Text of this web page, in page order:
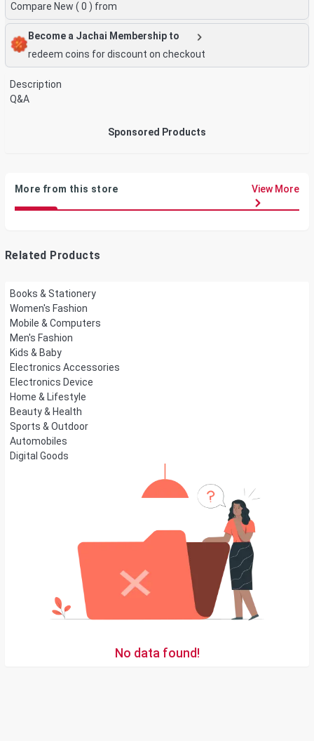
Compare New ( 0 ) from
Become a Jachai Membership to
redeem coins for discount on checkout
Description
Q&A
Sponsored Products
More from this store View More
Related Products
Books & Stationery
Women's Fashion
Mobile & Computers
Men's Fashion
Kids & Baby
Electronics Accessories
Electronics Device
Home & Lifestyle
Beauty & Health
Sports & Outdoor
Automobiles
Digital Goods
No data found!